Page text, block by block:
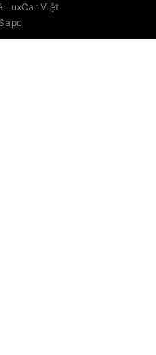
LuxCar Việt